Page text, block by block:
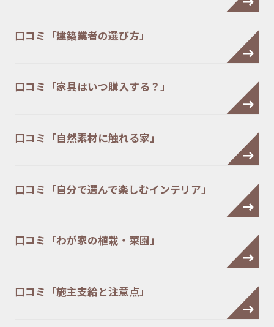
口コミ「建築業者の選び方」
口コミ「家具はいつ購入する？」
口コミ「自然素材に触れる家」
口コミ「自分で選んで楽しむインテリア」
口コミ「わが家の植栽・菜園」
口コミ「施主支給と注意点」